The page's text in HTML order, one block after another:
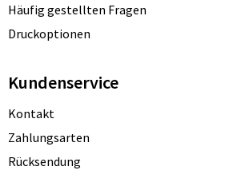
Häufig gestellten Fragen
Druckoptionen
Kundenservice
Kontakt
Zahlungsarten
Rücksendung